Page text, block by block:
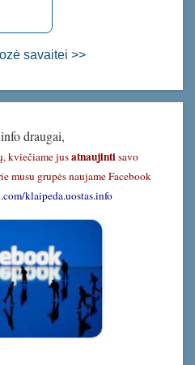
savaitei >>
draugai,
kviečiame jusatnaujintisavo
musu grupės naujame Facebook
klaipeda.uostas.info